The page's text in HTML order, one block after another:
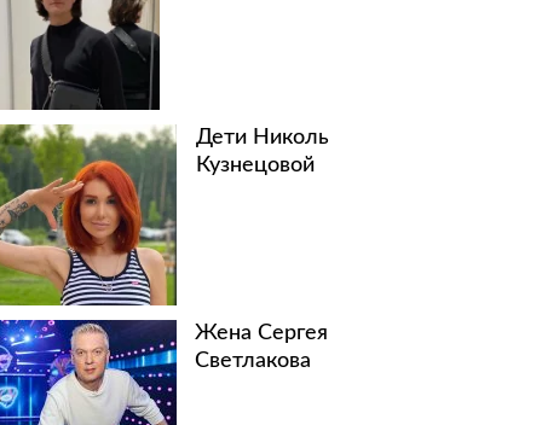
Дети Николь
Кузнецовой
Жена Сергея
Светлакова